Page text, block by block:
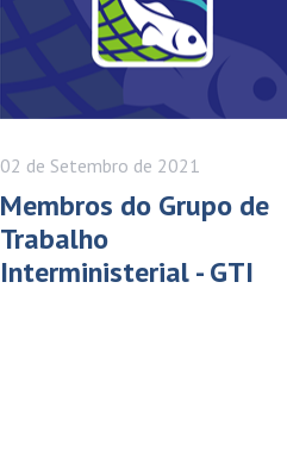
02 de Setembro de 2021
Membros do Grupo de
Trabalho
Interministerial - GTI